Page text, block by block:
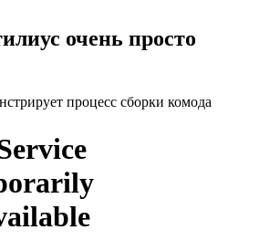
очень просто
процесс сборки комода